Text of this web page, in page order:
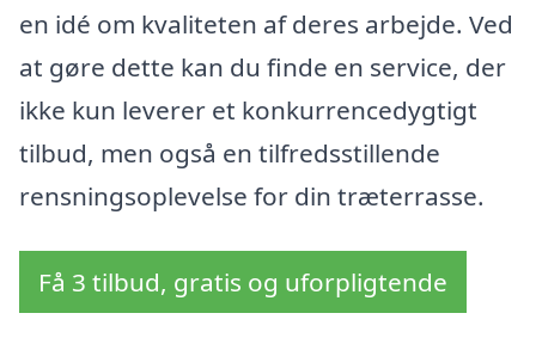
en idé om kvaliteten af deres arbejde. Ved
at gøre dette kan du finde en service, der
ikke kun leverer et konkurrencedygtigt
tilbud, men også en tilfredsstillende
rensningsoplevelse for din træterrasse.
Få 3 tilbud, gratis og uforpligtende